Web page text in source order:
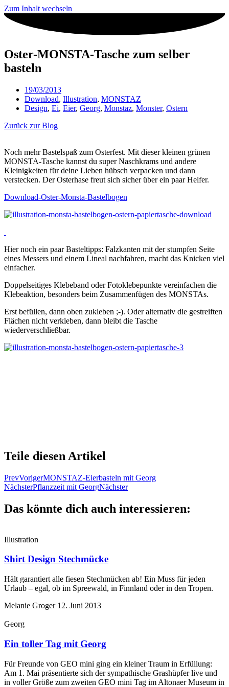
Zum Inhalt wechseln
Oster-MONSTA-Tasche zum selber
basteln
19/03/2013
Download, Illustration, MONSTAZ
Design, Ei, Eier, Georg, Monstaz, Monster, Ostern
Zurück zur Blog
Noch mehr Bastelspaß zum Osterfest. Mit dieser kleinen grünen
MONSTA-Tasche kannst du super Naschkrams und andere
Kleinigkeiten für deine Lieben hübsch verpacken und dann
verstecken. Der Osterhase freut sich sicher über ein paar Helfer.
Download-Oster-Monsta-Bastelbogen
Hier noch ein paar Basteltipps: Falzkanten mit der stumpfen Seite
eines Messers und einem Lineal nachfahren, macht das Knicken viel
einfacher.
Doppelseitiges Klebeband oder Fotoklebepunkte vereinfachen die
Klebeaktion, besonders beim Zusammenfügen des MONSTAs.
Erst befüllen, dann oben zukleben ;-). Oder alternativ die gestreiften
Flächen nicht verkleben, dann bleibt die Tasche
wiederverschließbar.
Teile diesen Artikel
PrevVorigerMONSTAZ-Eierbasteln mit Georg
NächsterPflanzzeit mit GeorgNächster
Das könnte dich auch interessieren:
Illustration
Shirt Design Stechmücke
Hält garantiert alle fiesen Stechmücken ab! Ein Muss für jeden
Urlaub – egal, ob im Spreewald, in Finnland oder in den Tropen.
Melanie Groger 12. Juni 2013
Georg
Ein toller Tag mit Georg
Für Freunde von GEO mini ging ein kleiner Traum in Erfüllung:
Am 1. Mai präsentierte sich der sympathische Grashüpfer live und
in voller Größe zum zweiten GEO mini Tag im Altonaer Museum in